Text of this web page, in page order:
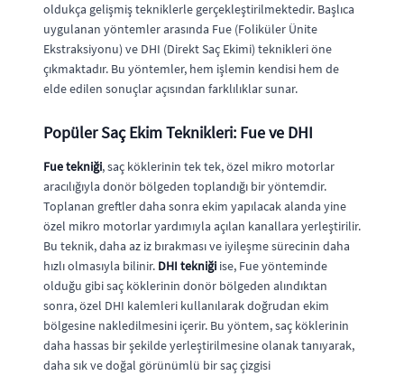
oldukça gelişmiş tekniklerle gerçekleştirilmektedir. Başlıca
uygulanan yöntemler arasında Fue (Foliküler Ünite
Ekstraksiyonu) ve DHI (Direkt Saç Ekimi) teknikleri öne
çıkmaktadır. Bu yöntemler, hem işlemin kendisi hem de
elde edilen sonuçlar açısından farklılıklar sunar.
Popüler Saç Ekim Teknikleri: Fue ve DHI
Fue tekniği, saç köklerinin tek tek, özel mikro motorlar
aracılığıyla donör bölgeden toplandığı bir yöntemdir.
Toplanan greftler daha sonra ekim yapılacak alanda yine
özel mikro motorlar yardımıyla açılan kanallara yerleştirilir.
Bu teknik, daha az iz bırakması ve iyileşme sürecinin daha
hızlı olmasıyla bilinir. DHI tekniği ise, Fue yönteminde
olduğu gibi saç köklerinin donör bölgeden alındıktan
sonra, özel DHI kalemleri kullanılarak doğrudan ekim
bölgesine nakledilmesini içerir. Bu yöntem, saç köklerinin
daha hassas bir şekilde yerleştirilmesine olanak tanıyarak,
daha sık ve doğal görünümlü bir saç çizgisi